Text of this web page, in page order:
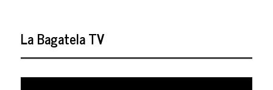
La Bagatela TV